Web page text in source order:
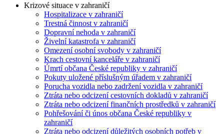
Krizové situace v zahraničí
Hospitalizace v zahraničí
Trestná činnost v zahraničí
Dopravní nehoda v zahraničí
Živelní katastrofa v zahraničí
Omezení osobní svobody v zahraničí
Krach cestovní kanceláře v zahraničí
Úmrtí občana České republiky v zahraničí
Pokuty uložené příslušným úřadem v zahraničí
Porucha vozidla nebo zadržení vozidla v zahraničí
Ztráta nebo odcizení cestovních dokladů v zahraničí
Ztráta nebo odcizení finančních prostředků v zahraničí
Pohřešování či únos občana České republiky v
zahraničí
Ztráta nebo odcizení důležitých osobních potřeb v